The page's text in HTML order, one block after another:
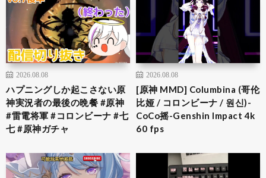
2026.08.08
ハプニングしか起こさない原
神実況者の最後の晩餐 #原神
#雷電将軍 #コロンビーナ #七
七 #原神ガチャ
2026.08.08
[原神 MMD] Columbina (哥伦
比娅 / コロンビーナ / 원신)-
CoCo摇-Genshin Impact 4k
60 fps